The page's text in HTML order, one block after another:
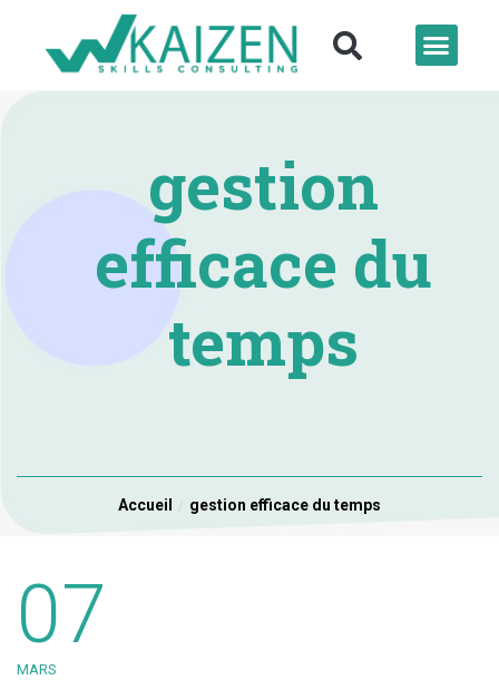
gestion
efficace du
temps
Accueil gestion efficace du temps
07
MARS